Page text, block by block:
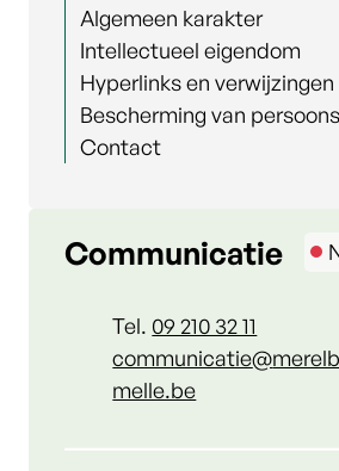
Algemeen karakter
Intellectueel eigendom
Hyperlinks en verwijzingen
Bescherming van
Contact
Communicatie
09 210 32 11
E-mailcommunicatie@
melle.be